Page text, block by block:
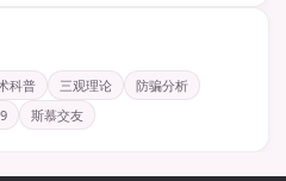
科普 三观理论
防骗分析
斯慕交友